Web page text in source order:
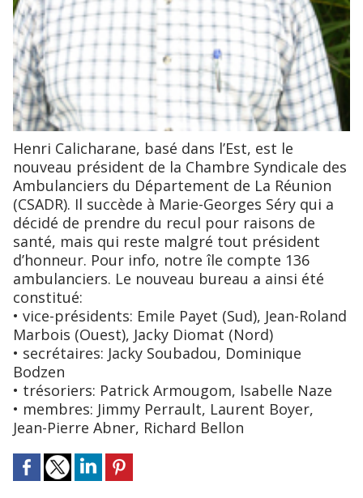
Henri Calicharane, basé dans l’Est, est le
nouveau président de la Chambre Syndicale des
Ambulanciers du Département de La Réunion
(CSADR). Il succède à Marie-Georges Séry qui a
décidé de prendre du recul pour raisons de
santé, mais qui reste malgré tout président
d’honneur. Pour info, notre île compte 136
ambulanciers. Le nouveau bureau a ainsi été
constitué:
• vice-présidents: Emile Payet (Sud), Jean-Roland
Marbois (Ouest), Jacky Diomat (Nord)
• secrétaires: Jacky Soubadou, Dominique
Bodzen
• trésoriers: Patrick Armougom, Isabelle Naze
• membres: Jimmy Perrault, Laurent Boyer,
Jean-Pierre Abner, Richard Bellon